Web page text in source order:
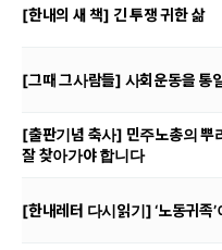
[한내의 새 책] 긴 투쟁 귀한 삶
[그때 그사람들] 사회운동을 통
[출판기념 축사] 민주노총의 뿌
잘 찾아가야 합니다
[한내레터 다시읽기] ‘노동귀족